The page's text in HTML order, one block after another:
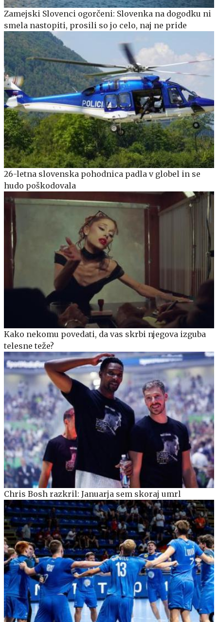
Zamejski Slovenci ogorčeni: Slovenka na dogodku ni
smela nastopiti, prosili so jo celo, naj ne pride
26-letna slovenska pohodnica padla v globel in se
hudo poškodovala
Kako nekomu povedati, da vas skrbi njegova izguba
telesne teže?
Chris Bosh razkril: Januarja sem skoraj umrl